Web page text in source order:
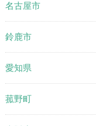
名古屋市
鈴鹿市
愛知県
菰野町